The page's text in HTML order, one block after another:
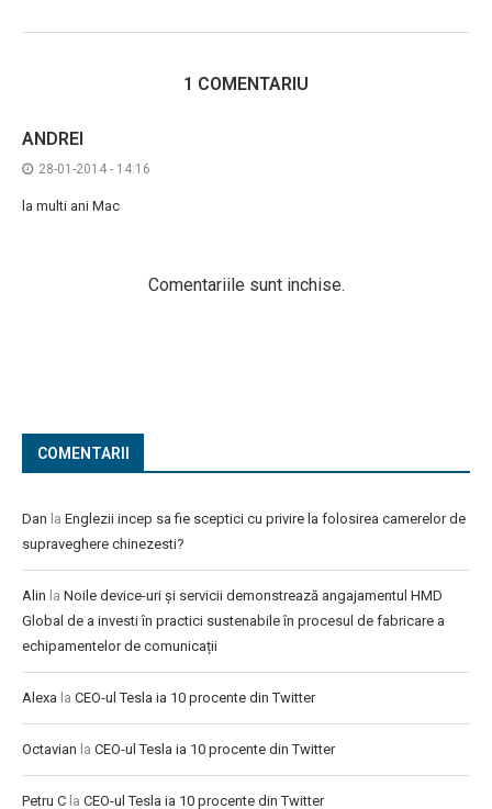
1 COMENTARIU
ANDREI
28-01-2014 - 14:16
la multi ani Mac
Comentariile sunt inchise.
COMENTARII
Dan la Englezii incep sa fie sceptici cu privire la folosirea camerelor de
supraveghere chinezesti?
Alin la Noile device-uri și servicii demonstrează angajamentul HMD
Global de a investi în practici sustenabile în procesul de fabricare a
echipamentelor de comunicații
Alexa la CEO-ul Tesla ia 10 procente din Twitter
Octavian la CEO-ul Tesla ia 10 procente din Twitter
Petru C la CEO-ul Tesla ia 10 procente din Twitter